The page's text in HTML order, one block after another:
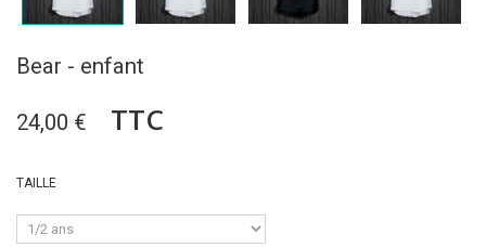
Bear - enfant
24,00 € TTC
TAILLE